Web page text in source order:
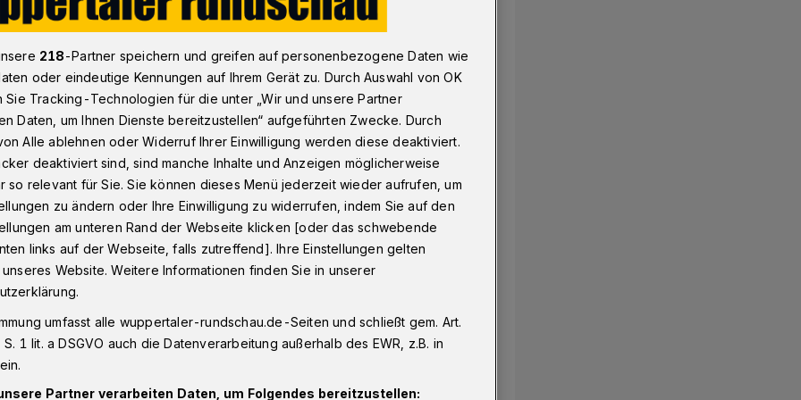
ins Wuppertaler Kulturzentrum Immanuel
ins
Immanuel
präsentiert am Samstag (24. Mai 2025)
73) ihr neues Programm
ist um 20 uhr.
218-Partner speichern und greifen auf personenbezogene Daten wie
oder eindeutige Kennungen auf Ihrem Gerät zu. Durch Auswahl von OK
Sie Tracking-Technologien für die unter „Wir und unsere Partner
Daten, um Ihnen Dienste bereitzustellen“ aufgeführten Zwecke. Durch
Alle ablehnen oder Widerruf Ihrer Einwilligung werden diese deaktiviert.
deaktiviert sind, sind manche Inhalte und Anzeigen möglicherweise
so relevant für Sie. Sie können dieses Menü jederzeit wieder aufrufen, um
zu ändern oder Ihre Einwilligung zu widerrufen, indem Sie auf den
am unteren Rand der Webseite klicken [oder das schwebende
links auf der Webseite, falls zutreffend]. Ihre Einstellungen gelten
Website. Weitere Informationen finden Sie in unserer
umfasst alle wuppertaler-rundschau.de-Seiten und schließt gem. Art.
1 lit. a DSGVO auch die Datenverarbeitung außerhalb des EWR, z.B. in
Partner verarbeiten Daten, um Folgendes bereitzustellen: